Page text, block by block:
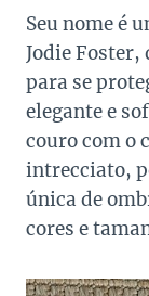
Seu nome é
Jodie Foster,
para se
elegante e
couro com o
intrecciato,
única de
cores e